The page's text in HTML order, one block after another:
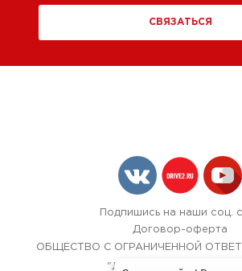
СВЯЗАТЬСЯ
Подпишись на наши соц.
Договор-оферта
ОБЩЕСТВО С ОГРАНИЧЕННОЙ
"ЛОК БОКС